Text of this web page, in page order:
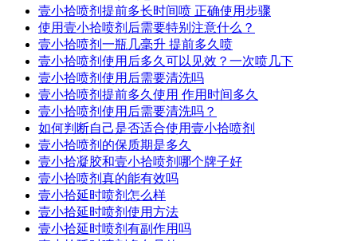
壹小拾喷剂提前多长时间喷 正确使用步骤
使用壹小拾喷剂后需要特别注意什么？
壹小拾喷剂一瓶几毫升 提前多久喷
壹小拾喷剂使用后多久可以见效？一次喷几下
壹小拾喷剂使用后需要清洗吗
壹小拾喷剂提前多久使用 作用时间多久
壹小拾喷剂使用后需要清洗吗？
如何判断自己是否适合使用壹小拾喷剂
壹小拾喷剂的保质期是多久
壹小拾凝胶和壹小拾喷剂哪个牌子好
壹小拾喷剂真的能有效吗
壹小拾延时喷剂怎么样
壹小拾延时喷剂使用方法
壹小拾延时喷剂有副作用吗